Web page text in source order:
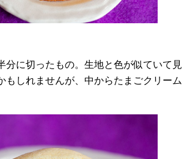
分に切ったもの。生地と色が似ていて見
もしれませんが、中からたまごクリーム